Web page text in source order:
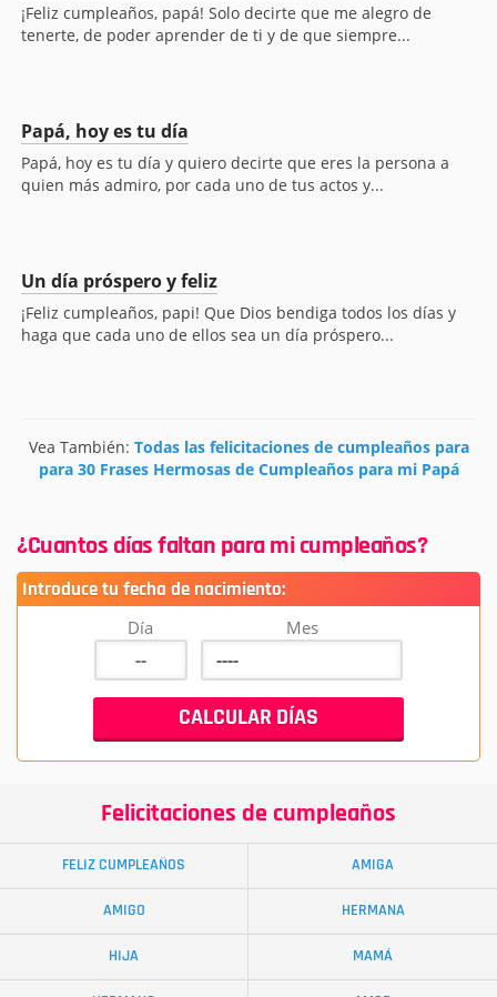
¡Feliz cumpleaños, papá! Solo decirte que me alegro de
tenerte, de poder aprender de ti y de que siempre...
Papá, hoy es tu día
Papá, hoy es tu día y quiero decirte que eres la persona a
quien más admiro, por cada uno de tus actos y...
Un día próspero y feliz
¡Feliz cumpleaños, papi! Que Dios bendiga todos los días y
haga que cada uno de ellos sea un día próspero...
Vea También: Todas las felicitaciones de cumpleaños para
para 30 Frases Hermosas de Cumpleaños para mi Papá
¿Cuantos días faltan para mi cumpleaños?
Introduce tu fecha de nacimiento:
Día Mes
Felicitaciones de cumpleaños
FELIZ CUMPLEAÑOS AMIGA
AMIGO HERMANA
HIJA MAMÁ